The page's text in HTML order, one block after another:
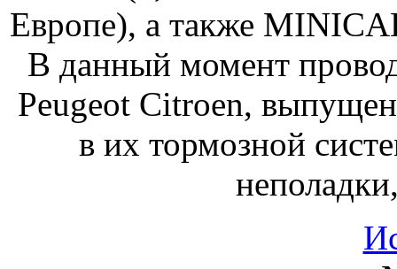
Европе), а также
В данный момент
Peugeot Citroen,
в их тормозной